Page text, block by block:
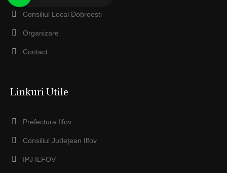
Consiliul Local Dobroesti
Organizare
Contact
Linkuri Utile
Prefectura Ilfov
Consiliul Judeţean Ilfov
IPJ ILFOV